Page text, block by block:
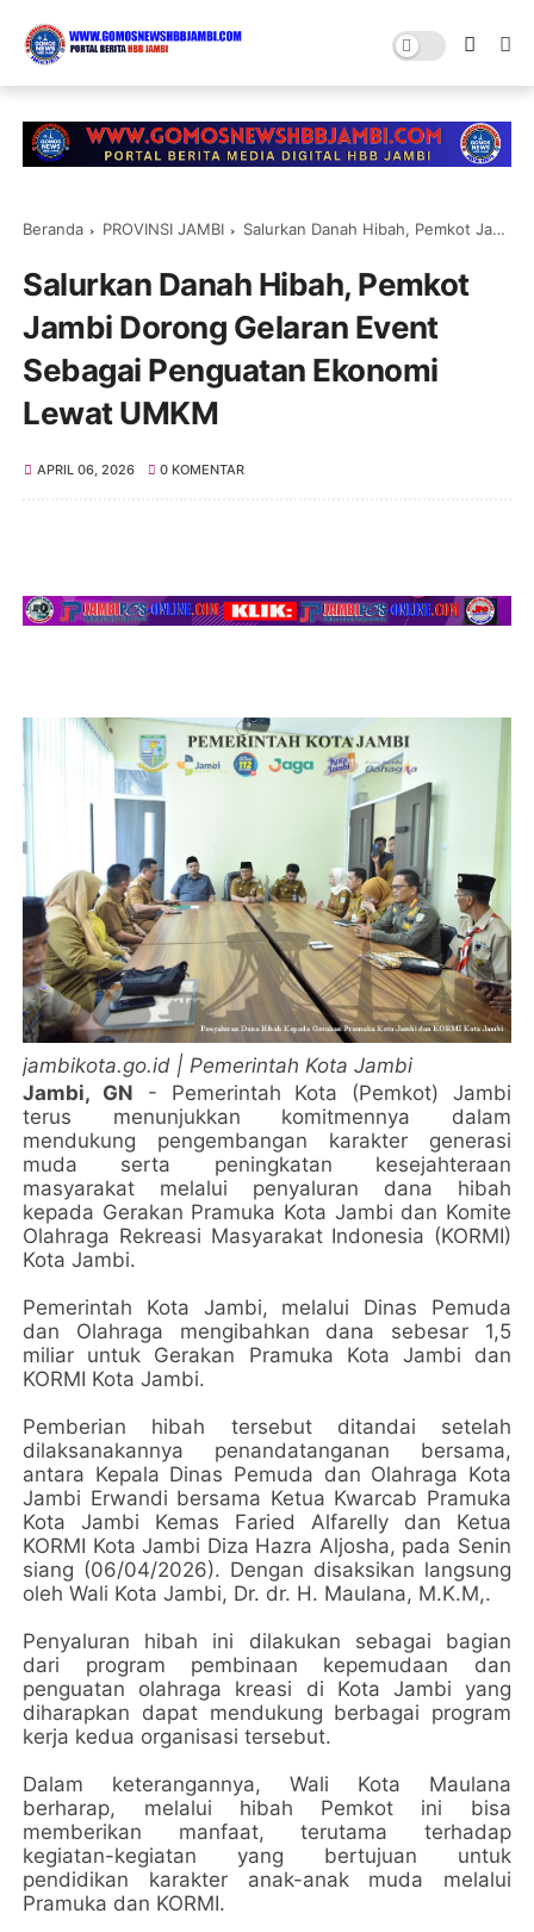
Beranda PROVINSI JAMBI Salurkan Danah Hibah, Pemkot Jambi Dorong Gelaran Event Sebagai Penguatan Ekonomi Lewat UMKM
Salurkan Danah Hibah, Pemkot
Jambi Dorong Gelaran Event
Sebagai Penguatan Ekonomi
Lewat UMKM
APRIL 06, 2026 0 KOMENTAR
jambikota.go.id | Pemerintah Kota Jambi
Jambi, GN - Pemerintah Kota (Pemkot) Jambi
terus menunjukkan komitmennya dalam
mendukung pengembangan karakter generasi
muda serta peningkatan kesejahteraan
masyarakat melalui penyaluran dana hibah
kepada Gerakan Pramuka Kota Jambi dan Komite
Olahraga Rekreasi Masyarakat Indonesia (KORMI)
Kota Jambi.
Pemerintah Kota Jambi, melalui Dinas Pemuda
dan Olahraga mengibahkan dana sebesar 1,5
miliar untuk Gerakan Pramuka Kota Jambi dan
KORMI Kota Jambi.
Pemberian hibah tersebut ditandai setelah
dilaksanakannya penandatanganan bersama,
antara Kepala Dinas Pemuda dan Olahraga Kota
Jambi Erwandi bersama Ketua Kwarcab Pramuka
Kota Jambi Kemas Faried Alfarelly dan Ketua
KORMI Kota Jambi Diza Hazra Aljosha, pada Senin
siang (06/04/2026). Dengan disaksikan langsung
oleh Wali Kota Jambi, Dr. dr. H. Maulana, M.K.M,.
Penyaluran hibah ini dilakukan sebagai bagian
dari program pembinaan kepemudaan dan
penguatan olahraga kreasi di Kota Jambi yang
diharapkan dapat mendukung berbagai program
kerja kedua organisasi tersebut.
Dalam keterangannya, Wali Kota Maulana
berharap, melalui hibah Pemkot ini bisa
memberikan manfaat, terutama terhadap
kegiatan-kegiatan yang bertujuan untuk
pendidikan karakter anak-anak muda melalui
Pramuka dan KORMI.